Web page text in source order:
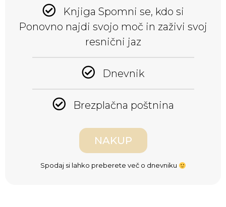
Knjiga Spomni se, kdo si
Ponovno najdi svojo moč in zaživi svoj
resnični jaz
Dnevnik
Brezplačna poštnina
NAKUP
Spodaj si lahko preberete več o dnevniku